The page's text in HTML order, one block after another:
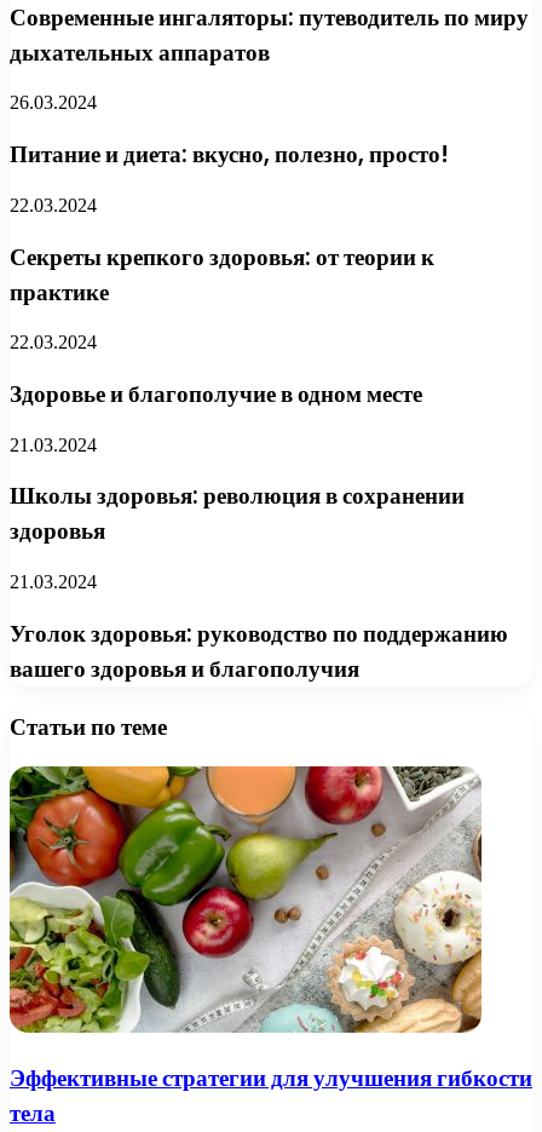
Современные ингаляторы: путеводитель по миру
дыхательных аппаратов
26.03.2024
Питание и диета: вкусно, полезно, просто!
22.03.2024
Секреты крепкого здоровья: от теории к
практике
22.03.2024
Здоровье и благополучие в одном месте
21.03.2024
Школы здоровья: революция в сохранении
здоровья
21.03.2024
Уголок здоровья: руководство по поддержанию
вашего здоровья и благополучия
Статьи по теме
Эффективные стратегии для улучшения гибкости
тела